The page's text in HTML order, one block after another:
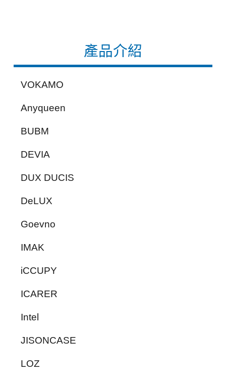
產品介紹
VOKAMO
Anyqueen
BUBM
DEVIA
DUX DUCIS
DeLUX
Goevno
IMAK
iCCUPY
ICARER
Intel
JISONCASE
LOZ